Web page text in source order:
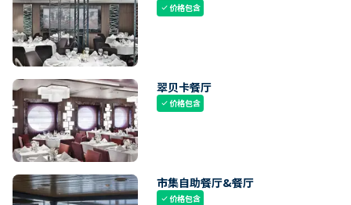
check价格包含
翠贝卡餐厅
check价格包含
市集自助餐厅&餐厅
check价格包含